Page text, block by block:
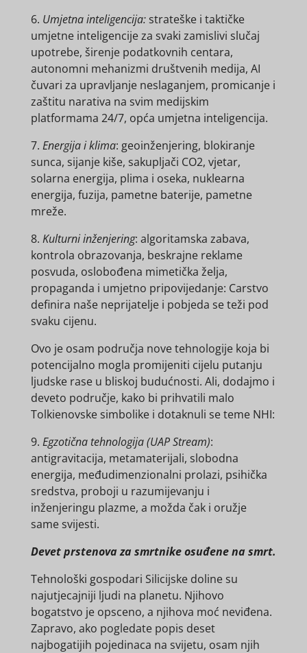
6. Umjetna inteligencija:strateške i taktičke
umjetne inteligencije za svaki zamislivi slučaj
upotrebe, širenje podatkovnih centara,
autonomni mehanizmi društvenih medija, AI
čuvari za upravljanje neslaganjem, promicanje i
zaštitu narativa na svim medijskim
platformama 24/7, opća umjetna inteligencija.
7. Energija i klima: geoinženjering, blokiranje
sunca, sijanje kiše, sakupljači CO2, vjetar,
solarna energija, plima i oseka, nuklearna
energija, fuzija, pametne baterije, pametne
mreže.
8. Kulturni inženjering: algoritamska zabava,
kontrola obrazovanja, beskrajne reklame
posvuda, oslobođena mimetička želja,
propaganda i umjetno pripovijedanje: Carstvo
definira naše neprijatelje i pobjeda se teži pod
svaku cijenu.
Ovo je osam područja nove tehnologije koja bi
potencijalno mogla promijeniti cijelu putanju
ljudske rase u bliskoj budućnosti. Ali, dodajmo i
deveto područje, kako bi prihvatili malo
Tolkienovske simbolike i dotaknuli se teme NHI:
9. Egzotična tehnologija (UAP Stream):
antigravitacija, metamaterijali, slobodna
energija, međudimenzionalni prolazi, psihička
sredstva, proboji u razumijevanju i
inženjeringu plazme, a možda čak i oružje
same svijesti.
Devet prstenova za smrtnike osuđene na smrt.
Tehnološki gospodari Silicijske doline su
najutjecajniji ljudi na planetu. Njihovo
bogatstvo je opsceno, a njihova moć neviđena.
Zapravo, ako pogledate popis deset
najbogatijih pojedinaca na svijetu, osam njih